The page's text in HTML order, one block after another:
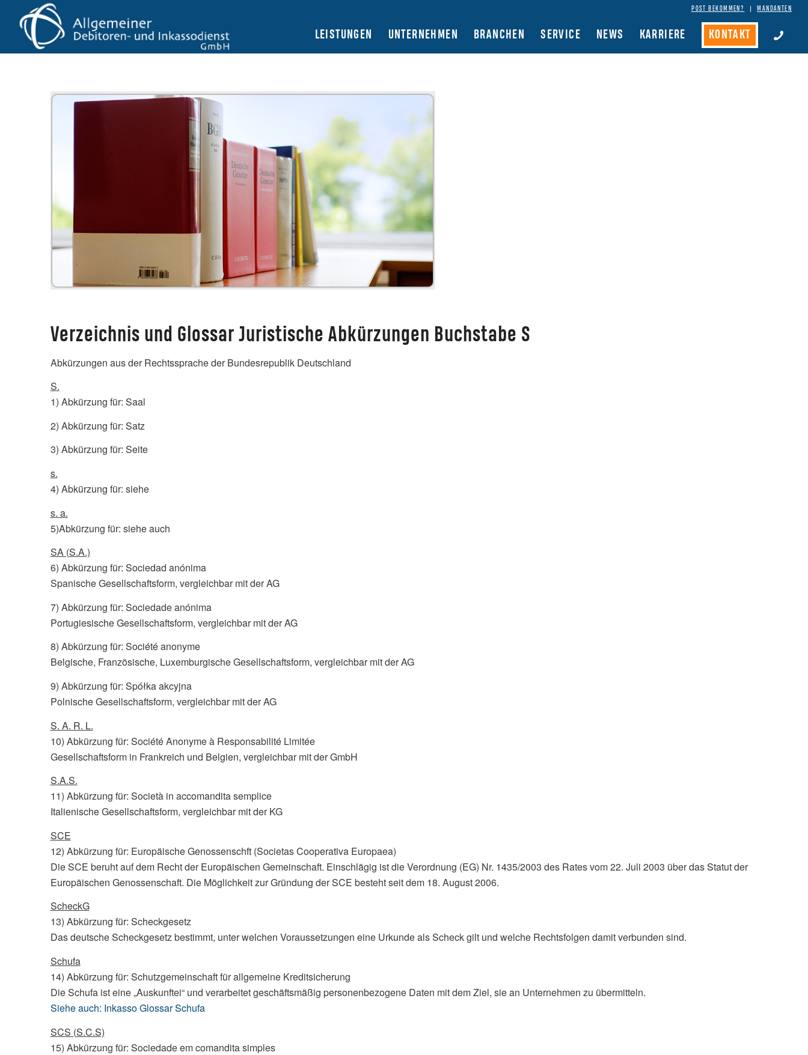
POST BEKOMMEN? MANDANTEN
LEISTUNGEN UNTERNEHMEN BRANCHEN SERVICE NEWS KARRIERE KONTAKT
Verzeichnis und Glossar Juristische Abkürzungen Buchstabe S
Abkürzungen aus der Rechtssprache der Bundesrepublik Deutschland
S.
1) Abkürzung für: Saal
2) Abkürzung für: Satz
3) Abkürzung für: Seite
s.
4) Abkürzung für: siehe
s. a.
5)Abkürzung für: siehe auch
SA (S.A.)
6) Abkürzung für: Sociedad anónima
Spanische Gesellschaftsform, vergleichbar mit der AG
7) Abkürzung für: Sociedade anónima
Portugiesische Gesellschaftsform, vergleichbar mit der AG
8) Abkürzung für: Société anonyme
Belgische, Französische, Luxemburgische Gesellschaftsform, vergleichbar mit der AG
9) Abkürzung für: Spółka akcyjna
Polnische Gesellschaftsform, vergleichbar mit der AG
S. A. R. L.
10) Abkürzung für: Société Anonyme à Responsabilité Limitée
Gesellschaftsform in Frankreich und Belgien, vergleichbar mit der GmbH
S.A.S.
11) Abkürzung für: Società in accomandita semplice
Italienische Gesellschaftsform, vergleichbar mit der KG
SCE
12) Abkürzung für: Europäische Genossenschft (Societas Cooperativa Europaea)
Die SCE beruht auf dem Recht der Europäischen Gemeinschaft. Einschlägig ist die Verordnung (EG) Nr. 1435/2003 des Rates vom 22. Juli 2003 über das Statut der
Europäischen Genossenschaft. Die Möglichkeit zur Gründung der SCE besteht seit dem 18. August 2006.
ScheckG
13) Abkürzung für: Scheckgesetz
Das deutsche Scheckgesetz bestimmt, unter welchen Voraussetzungen eine Urkunde als Scheck gilt und welche Rechtsfolgen damit verbunden sind.
Schufa
14) Abkürzung für: Schutzgemeinschaft für allgemeine Kreditsicherung
Die Schufa ist eine „Auskunftei“ und verarbeitet geschäftsmäßig personenbezogene Daten mit dem Ziel, sie an Unternehmen zu übermitteln.
Siehe auch: Inkasso Glossar Schufa
SCS (S.C.S)
15) Abkürzung für: Sociedade em comandita simples